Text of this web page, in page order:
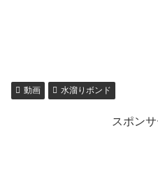
動画 水溜りボンド
スポン